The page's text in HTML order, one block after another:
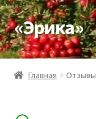
Skip
to
navigation
Skip
to
content
«Эрика»
О нас
Главная Отзывы